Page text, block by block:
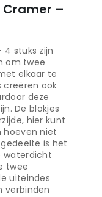
–
4 stuks zijn
om twee
elkaar te
creëren ook
deze
De blokjes
hier kunt
hoeven niet
is het
waterdicht
twee
uiteindes
verbinden